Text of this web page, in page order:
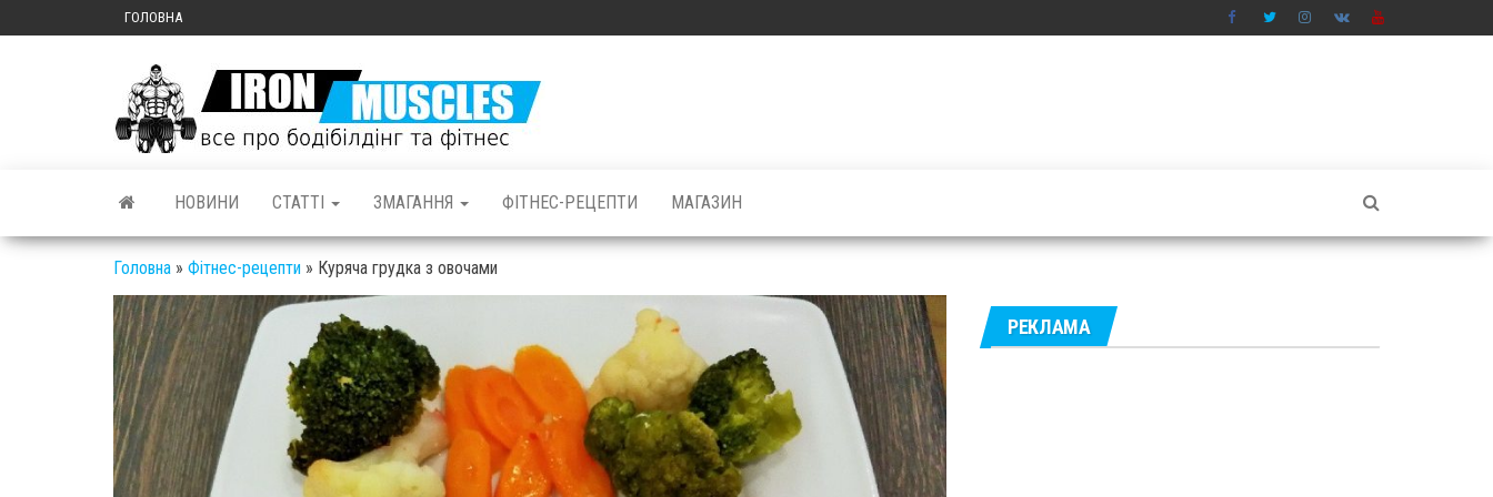
ГОЛОВНА
бодібілдинг
НОВИНИ СТАТТІ ЗМАГАННЯ ФІТНЕС-РЕЦЕПТИ МАГАЗИН
Головна » Фітнес-рецепти » Куряча грудка з овочами
РЕКЛАМА